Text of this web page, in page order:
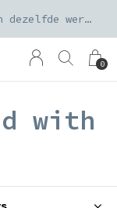
0
Orders geplaatst voor 15:00 worden dezelfde werkdag verzonden
with